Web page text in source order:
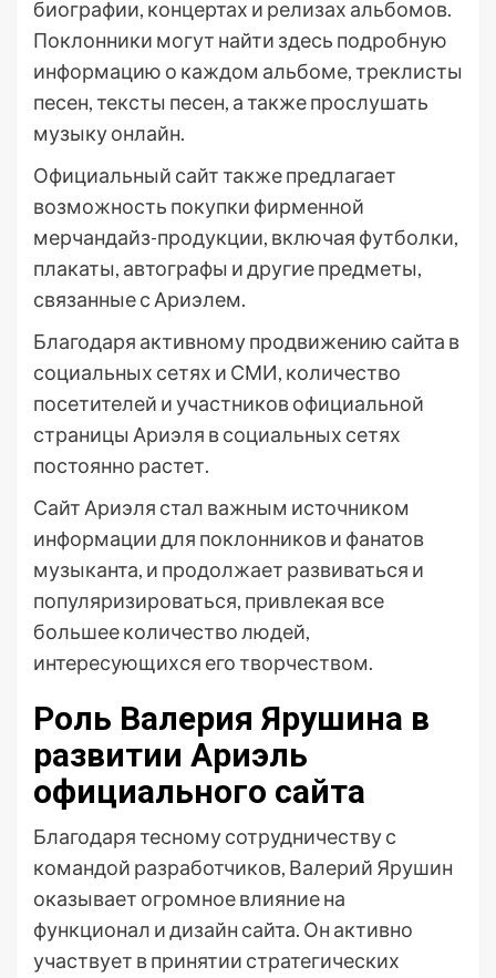
биографии, концертах и релизах альбомов.
Поклонники могут найти здесь подробную
информацию о каждом альбоме, треклисты
песен, тексты песен, а также прослушать
музыку онлайн.
Официальный сайт также предлагает
возможность покупки фирменной
мерчандайз-продукции, включая футболки,
плакаты, автографы и другие предметы,
связанные с Ариэлем.
Благодаря активному продвижению сайта в
социальных сетях и СМИ, количество
посетителей и участников официальной
страницы Ариэля в социальных сетях
постоянно растет.
Сайт Ариэля стал важным источником
информации для поклонников и фанатов
музыканта, и продолжает развиваться и
популяризироваться, привлекая все
большее количество людей,
интересующихся его творчеством.
Роль Валерия Ярушина в
развитии Ариэль
официального сайта
Благодаря тесному сотрудничеству с
командой разработчиков, Валерий Ярушин
оказывает огромное влияние на
функционал и дизайн сайта. Он активно
участвует в принятии стратегических